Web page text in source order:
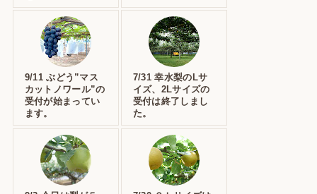
9/11 ぶどう”マス
カットノワール”の
受付が始まってい
ます。
7/31 幸水梨のLサ
イズ、2Lサイズの
受付は終了しまし
た。